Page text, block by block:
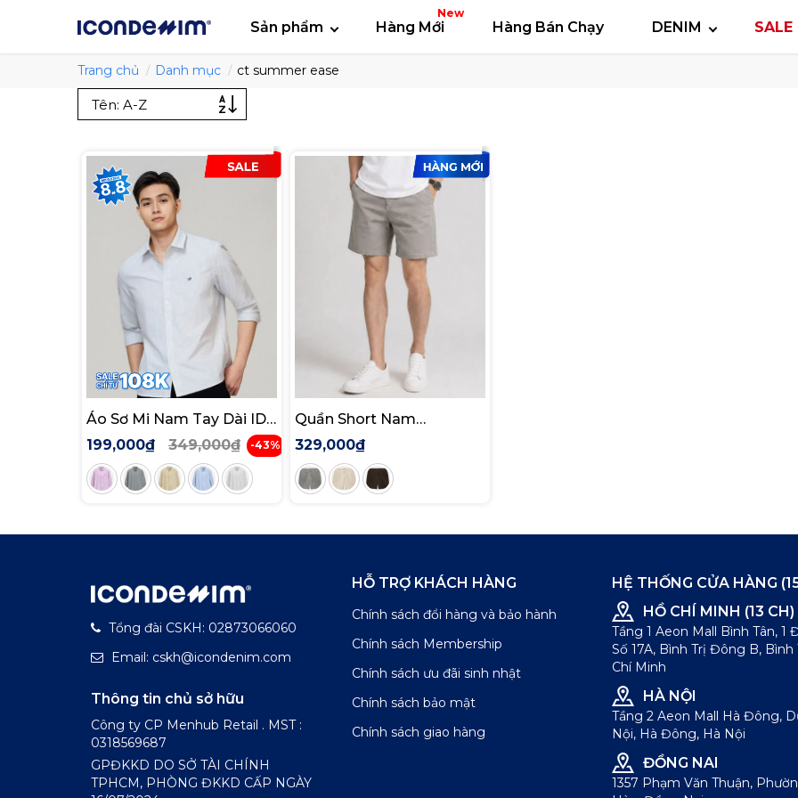
Sản phẩm Hàng Mới
New
Hàng Bán Chạy DENIM SALE
Trang chủ Danh mục ct summer ease
Áo Sơ Mi Nam Tay Dài ID
Embroidery Stripped
Form Regular
199,000₫ 349,000₫ -43%
Quần Short Nam
Speckled Form Loose
329,000₫
Tổng đài CSKH: 02873066060
Email: cskh@icondenim.com
Thông tin chủ sở hữu
Công ty CP Menhub Retail . MST :
0318569687
GPĐKKD DO SỞ TÀI CHÍNH
TPHCM, PHÒNG ĐKKD CẤP NGÀY
HỖ TRỢ KHÁCH HÀNG
Chính sách đổi hàng và bảo hành
Chính sách Membership
Chính sách ưu đãi sinh nhật
Chính sách bảo mật
Chính sách giao hàng
HỆ THỐNG CỬA HÀNG
HỒ CHÍ MINH (13 CH)
Tầng 1 Aeon Mall Bình Tân, 1
Số 17A, Bình Trị Đông B, Bình
Chí Minh
HÀ NỘI
Tầng 2 Aeon Mall Hà Đông,
Nội, Hà Đông, Hà Nội
ĐỒNG NAI
1357 Phạm Văn Thuận,